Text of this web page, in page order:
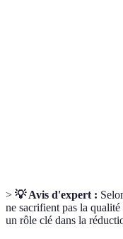
> 💡 Avis d'expert :
ne sacrifient pas la
un rôle clé dans la